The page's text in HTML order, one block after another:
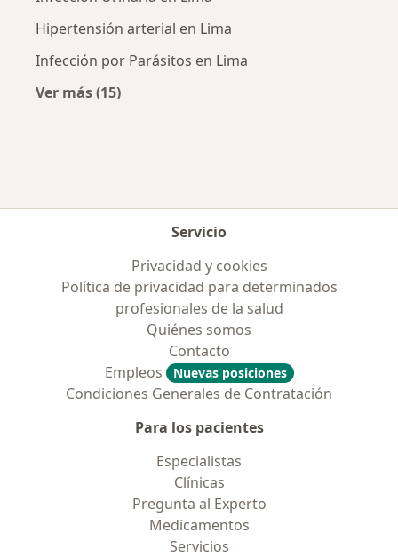
Hipertensión arterial en Lima
Infección por Parásitos en Lima
Ver más (15)
Servicio
Privacidad y cookies
Política de privacidad para determinados
profesionales de la salud
Quiénes somos
Contacto
Empleos
Nuevas posiciones
Condiciones Generales de Contratación
Para los pacientes
Especialistas
Clínicas
Pregunta al Experto
Medicamentos
Servicios